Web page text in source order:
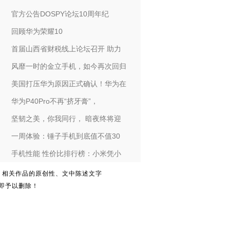
官方公告DOSPY论坛10周年纪
回顾华为荣耀10
首届山西省财税线上论坛召开 助力
风靡一时的金立手机，如今再次回归
美国打压华为原因正式确认！华为在
华为P40Pro不再“挤牙膏”，
坚韧之美，你我同行， 暗夜终将迎
一周体验：锤子手机到底值不值30
手机性能 性价比排行榜：小米凭小
关作品的原创性、文中陈述文字
予以删除！